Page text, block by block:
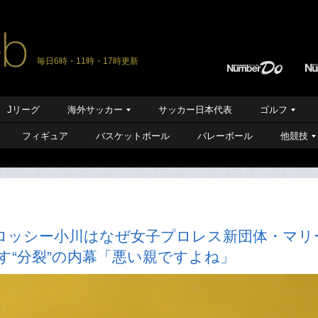
毎日6時・11時・17時更新
Jリーグ 海外サッカー サッカー日本代表 ゴルフ
フィギュア バスケットボール バレーボール 他競技
シー小川はなぜ女子プロレス新団体・マリ
分裂”の内幕「悪い親ですよね」